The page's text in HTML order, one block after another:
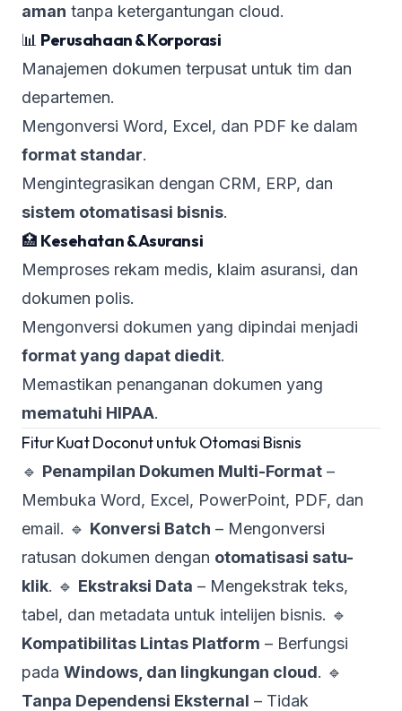
aman tanpa ketergantungan cloud.
📊 Perusahaan & Korporasi
Manajemen dokumen terpusat untuk tim dan
departemen.
Mengonversi Word, Excel, dan PDF ke dalam
format standar.
Mengintegrasikan dengan CRM, ERP, dan
sistem otomatisasi bisnis.
🏥 Kesehatan & Asuransi
Memproses rekam medis, klaim asuransi, dan
dokumen polis.
Mengonversi dokumen yang dipindai menjadi
format yang dapat diedit.
Memastikan penanganan dokumen yang
mematuhi HIPAA.
Fitur Kuat Doconut untuk Otomasi Bisnis
🔹 Penampilan Dokumen Multi-Format –
Membuka Word, Excel, PowerPoint, PDF, dan
email. 🔹 Konversi Batch – Mengonversi
ratusan dokumen dengan otomatisasi satu-
klik. 🔹 Ekstraksi Data – Mengekstrak teks,
tabel, dan metadata untuk intelijen bisnis. 🔹
Kompatibilitas Lintas Platform – Berfungsi
pada Windows, dan lingkungan cloud. 🔹
Tanpa Dependensi Eksternal – Tidak